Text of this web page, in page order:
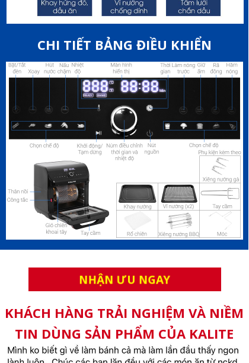
CHI TIẾT BẢNG ĐIỀU KHIỂN
NHẬN ƯU NGAY
KHÁCH HÀNG TRẢI NGHIỆM VÀ NIỀM
TIN DÙNG SẢN PHẨM CỦA KALITE